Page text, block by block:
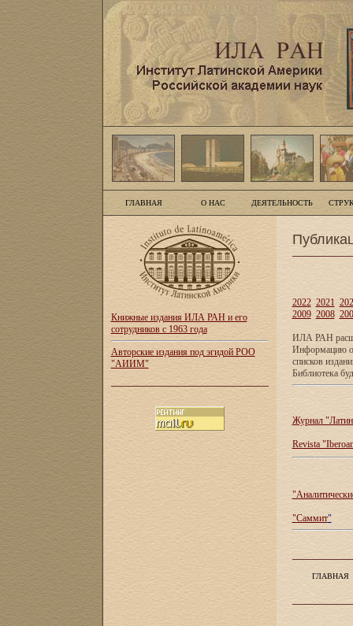
ГЛАВНАЯ О НАС ДЕЯТЕЛЬНОСТЬ
Книжные издания ИЛА РАН и его
сотрудников с 1963 года
Авторские издания под эгидой РОО
"АИИМ"
2022 2021
2009 2008
ИЛА РАН
Информацию о
списков
Библиотека
Журнал
Revista
"Саммит"
ГЛАВНАЯ